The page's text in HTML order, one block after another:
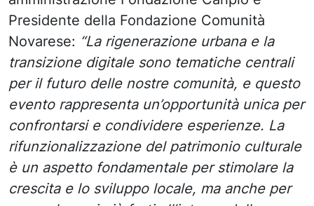
Presidente della Fondazione Comunità
Novarese: “La rigenerazione urbana e la
transizione digitale sono tematiche centrali
per il futuro delle nostre comunità, e questo
evento rappresenta un’opportunità unica per
confrontarsi e condividere esperienze. La
rifunzionalizzazione del patrimonio culturale
è un aspetto fondamentale per stimolare la
crescita e lo sviluppo locale, ma anche per